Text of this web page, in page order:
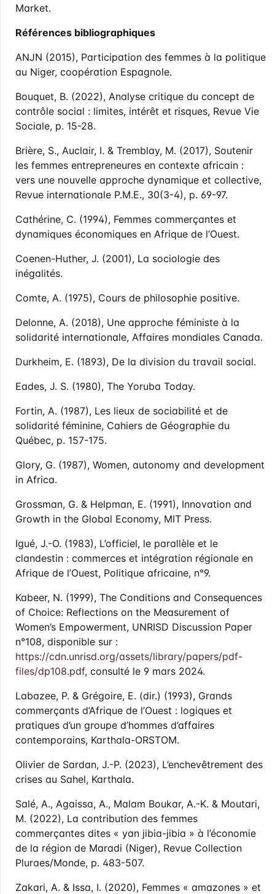
Market.
Références bibliographiques
ANJN (2015), Participation des femmes à la politique
au Niger, coopération Espagnole.
Bouquet, B. (2022), Analyse critique du concept de
contrôle social : limites, intérêt et risques, Revue Vie
Sociale, p. 15-28.
Brière, S., Auclair, I. & Tremblay, M. (2017), Soutenir
les femmes entrepreneures en contexte africain :
vers une nouvelle approche dynamique et collective,
Revue internationale P.M.E., 30(3-4), p. 69-97.
Cathérine, C. (1994), Femmes commerçantes et
dynamiques économiques en Afrique de l’Ouest.
Coenen-Huther, J. (2001), La sociologie des
inégalités.
Comte, A. (1975), Cours de philosophie positive.
Delonne, A. (2018), Une approche féministe à la
solidarité internationale, Affaires mondiales Canada.
Durkheim, E. (1893), De la division du travail social.
Eades, J. S. (1980), The Yoruba Today.
Fortin, A. (1987), Les lieux de sociabilité et de
solidarité féminine, Cahiers de Géographie du
Québec, p. 157-175.
Glory, G. (1987), Women, autonomy and development
in Africa.
Grossman, G. & Helpman, E. (1991), Innovation and
Growth in the Global Economy, MIT Press.
Igué, J.-O. (1983), L’officiel, le parallèle et le
clandestin : commerces et intégration régionale en
Afrique de l’Ouest, Politique africaine, n°9.
Kabeer, N. (1999), The Conditions and Consequences
of Choice: Reflections on the Measurement of
Women’s Empowerment, UNRISD Discussion Paper
n°108, disponible sur :
https://cdn.unrisd.org/assets/library/papers/pdf-
files/dp108.pdf, consulté le 9 mars 2024.
Labazee, P. & Grégoire, E. (dir.) (1993), Grands
commerçants d’Afrique de l’Ouest : logiques et
pratiques d’un groupe d’hommes d’affaires
contemporains, Karthala-ORSTOM.
Olivier de Sardan, J.-P. (2023), L’enchevêtrement des
crises au Sahel, Karthala.
Salé, A., Agaissa, A., Malam Boukar, A.-K. & Moutari,
M. (2022), La contribution des femmes
commerçantes dites « yan jibia-jibia » à l’économie
de la région de Maradi (Niger), Revue Collection
Pluraes/Monde, p. 483-507.
Zakari, A. & Issa, I. (2020), Femmes « amazones » et